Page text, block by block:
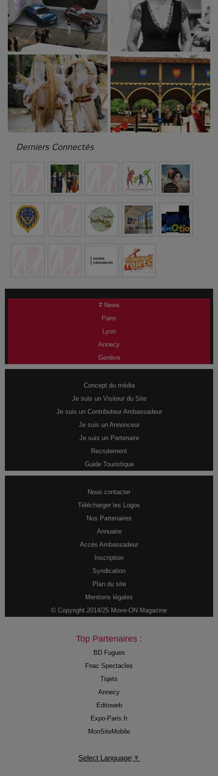
Derniers Connectés
# News
Paris
Lyon
Annecy
Genève
Concept du média
Je suis un Visiteur du Site
Je suis un Contributeur Ambassadeur
Je suis un Annonceur
Je suis un Partenaire
Recrutement
Guide Touristique
Nous contacter
Télécharger les Logos
Nos Partenaires
Annuaire
Accès Ambassadeur
Inscription
Syndication
Plan du site
Mentions légales
© Copyright 2014/25 Move-ON Magazine
Top Partenaires :
BD Fugues
Fnac Spectacles
Tiqets
Annecy
Editoweb
Expo-Paris.fr
MonSiteMobile
Select Language ▼